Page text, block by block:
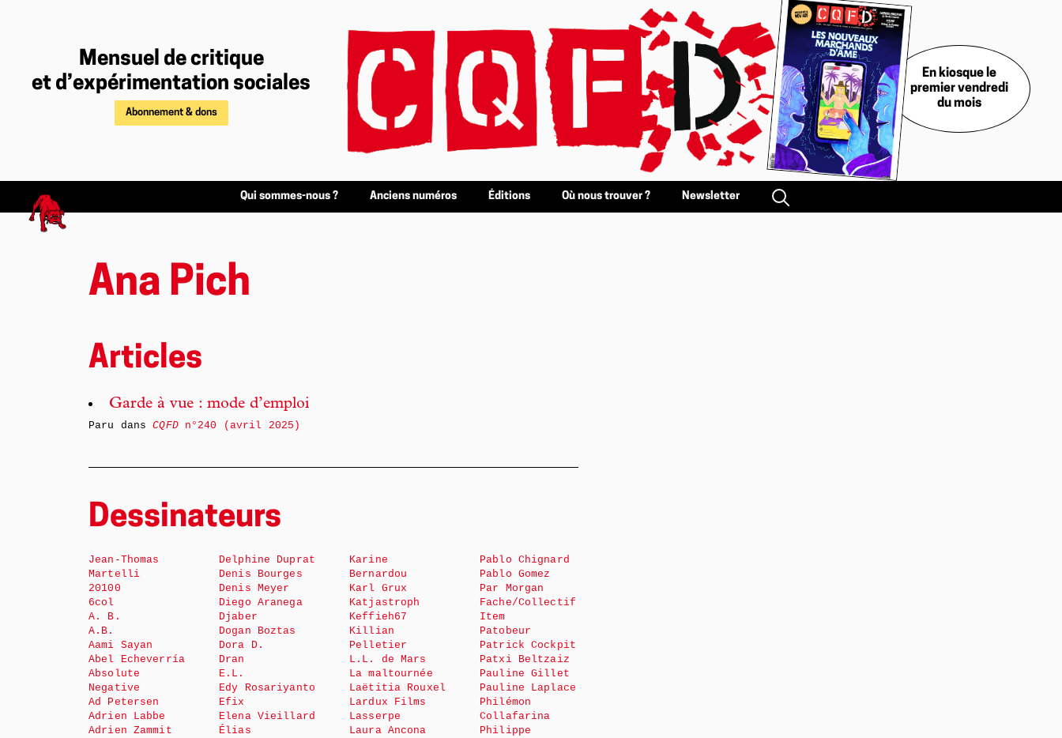
Mensuel de critique
et d’expérimentation sociales
Abonnement & dons
En kiosque le
premier vendredi
du mois
Qui sommes-nous ? Anciens numéros Éditions Où nous trouver ? Newsletter
Ana Pich
Articles
Garde à vue : mode d’emploi
Paru dansCQFDn°240 (avril 2025)
Dessinateurs
Jean-Thomas
Martelli
20100
6col
A. B.
A.B.
Aami Sayan
Abel Echeverría
Absolute
Negative
Ad Petersen
Adrien Labbe
Adrien Zammit
Delphine Duprat
Denis Bourges
Denis Meyer
Diego Aranega
Djaber
Dogan Boztas
Dora D.
Dran
E.L.
Edy Rosariyanto
Efix
Elena Vieillard
Élias
Karine
Bernardou
Karl Grux
Katjastroph
Keffieh67
Killian
Pelletier
L.L. de Mars
La maltournée
Laëtitia Rouxel
Lardux Films
Lasserpe
Laura Ancona
Pablo Chignard
Pablo Gomez
Par Morgan
Fache/Collectif
Item
Patobeur
Patrick Cockpit
Patxi Beltzaiz
Pauline Gillet
Pauline Laplace
Philémon
Collafarina
Philippe